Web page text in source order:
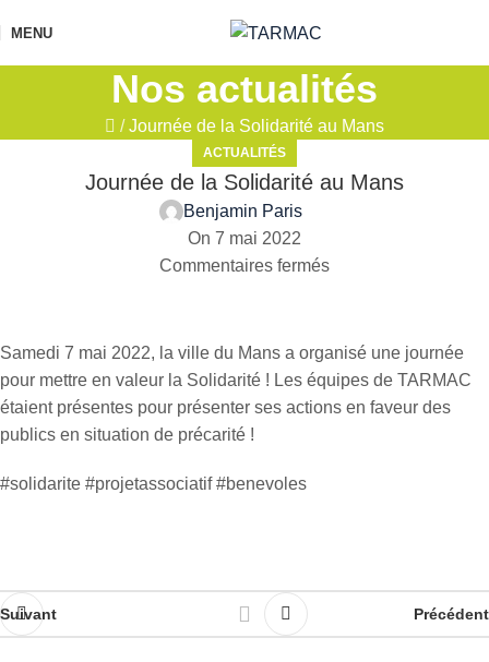
MENU
Nos actualités
/Journée de la Solidarité au Mans
ACTUALITÉS
Journée de la Solidarité au Mans
Benjamin Paris
On 7 mai 2022
Commentaires fermés
Samedi 7 mai 2022, la ville du Mans a organisé une journée
pour mettre en valeur la Solidarité ! Les équipes de TARMAC
étaient présentes pour présenter ses actions en faveur des
publics en situation de précarité !
#solidarite #projetassociatif #benevoles
Suivant Précédent